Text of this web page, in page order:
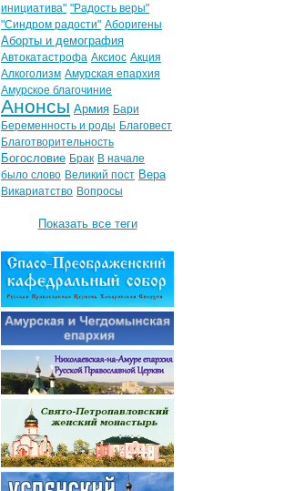
инициатива" "Радость веры"
"Синдром радости" Аборигены
Аборты и демография
Автокатастрофа Аксиос Акция
Алкоголизм Амурская епархия
Амурское благочиние
Анонсы Армия Бари
Беременность и роды Благовест
Благотворительность
Богословие Брак В начале
было слово Великий пост Вера
Викариатство Вопросы
Показать все теги